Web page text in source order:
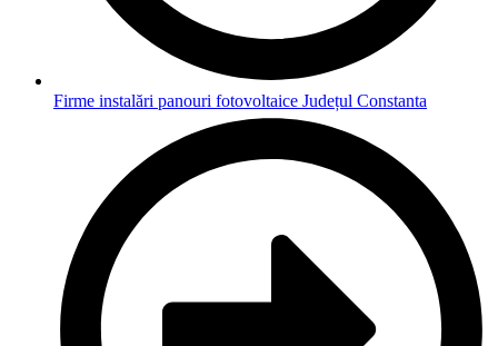
Firme instalări panouri fotovoltaice Județul Constanta